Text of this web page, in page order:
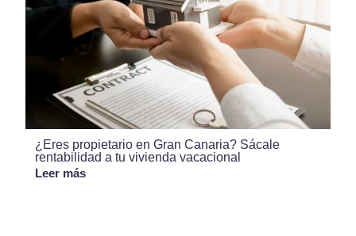
¿Eres propietario en Gran Canaria? Sácale
rentabilidad a tu vivienda vacacional
Leer más